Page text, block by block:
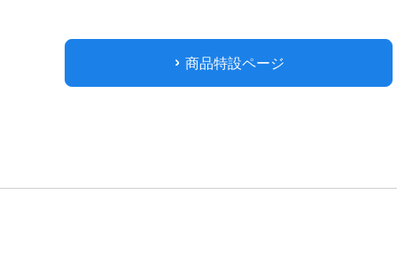
商品特設ページ